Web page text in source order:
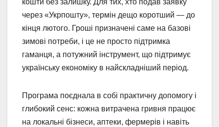
кошти без залишку. Для тих, хто подав заявку
через «Укрпошту», термін дещо коротший — до
кінця лютого. Гроші призначені саме на базові
зимові потреби, і це не просто підтримка
гаманця, а потужний інструмент, що підтримує
українську економіку в найскладніший період.
Програма поєднала в собі практичну допомогу і
глибокий сенс: кожна витрачена гривня працює
на локальні бізнеси, аптеки, фермерів і навіть